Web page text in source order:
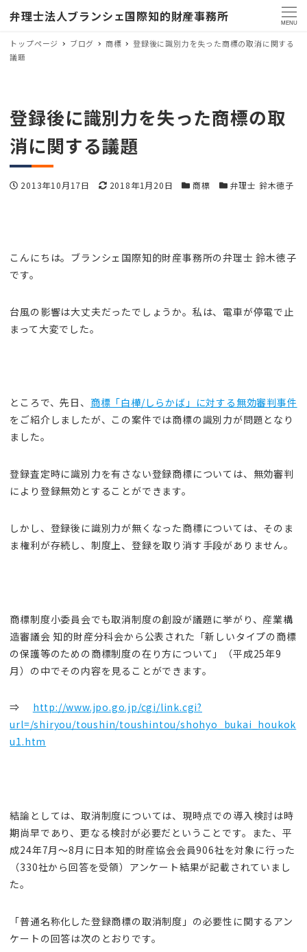
弁理士法人ブランシェ国際知的財産事務所 MENU
トップページ ブログ 商標
登録後に識別力を失った商標の取消に関する
議題
登録後に識別力を失った商標の取
消に関する議題
投稿日
2013年10月17日 更新日
2018年1月20日 カテゴリー
商標 カテゴリー
弁理士 鈴木徳子
こんにちは。ブランシェ国際知的財産事務所の弁理士 鈴木徳子
です。
台風の影響は大丈夫だったでしょうか。私は、電車が停電で止
まって大変でした。
ところで、先日、 商標「白樺/しらかば」に対する無効審判事件
をご紹介しましたが、この案件では商標の識別力が問題となり
ました。
登録査定時に識別力を有さない登録商標については、無効審判
により登録無効とすることができます。
しかし、登録後に識別力が無くなった商標については、そのま
ま権利が存続し、制度上、登録を取り消す手段がありません。
商標制度小委員会でも取消制度の創設が議題に挙がり、産業構
造審議会 知的財産分科会から公表された「新しいタイプの商標
の保護等のための商標制度の在り方について」（平成25年9
月）の中でその内容を見ることができます。
⇒ http://www.jpo.go.jp/cgi/link.cgi?
url=/shiryou/toushin/toushintou/shohyo_bukai_houkok
u1.htm
結論としては、取消制度については、現時点での導入検討は時
期尚早であり、更なる検討が必要だということです。また、平
成24年7月～8月に日本知的財産協会会員906社を対象に行った
（330社から回答を受領）アンケート結果が記載されていまし
た。
「普通名称化した登録商標の取消制度」の必要性に関するアン
ケートの回答は次のとおりです。